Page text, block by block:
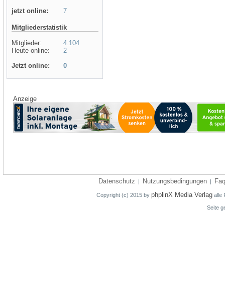
jetzt online:
7
Mitgliederstatistik
Mitglieder:
Heute online:
4.104
2
Jetzt online:
0
Anzeige
Datenschutz | Nutzungsbedingungen | Faq
Copyright (c) 2015 by phplinX Media Verlag alle
Seite